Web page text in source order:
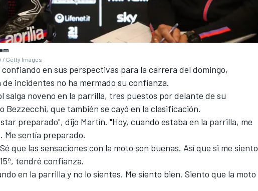
/ Getty Images
en sus perspectivas para la carrera del domingo,
incidentes no ha mermado su confianza.
salga noveno en la parrilla, tres puestos por delante de su
Bezzecchi, que también se cayó en la clasificación.
preparado", dijo Martín. "Hoy, cuando estaba en la parrilla, me
Me sentía preparado.
que las sensaciones con la moto son buenas. Así que si me siento
tendré confianza.
en la parrilla y no lo sientes. Me siento bien. Siento que la moto